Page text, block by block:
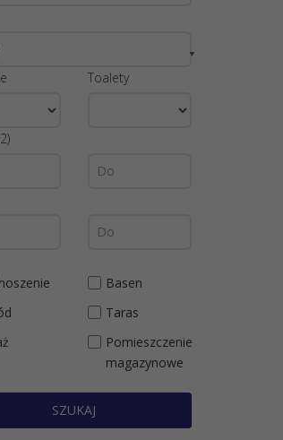
▼
Toalety
Basen
Taras
Pomieszczenie
magazynowe
SZUKAJ